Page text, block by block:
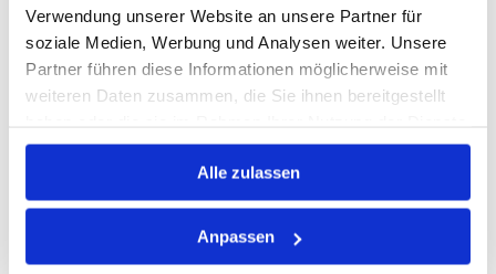
Verwendung unserer Website an unsere Partner für
soziale Medien, Werbung und Analysen weiter. Unsere
Partner führen diese Informationen möglicherweise mit
weiteren Daten zusammen, die Sie ihnen bereitgestellt
gesammelt haben.
Alle zulassen
Anpassen
PRODUKTBESCHREIBUNG
ALLE SPEZIFIKATIONEN